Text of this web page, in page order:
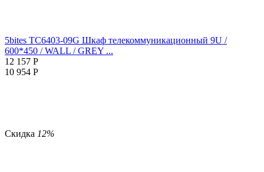
5bites TC6403-09G Шкаф телекоммуникационный 9U /
600*450 / WALL / GREY ...
12 157 Р
10 954 Р
Скидка 12%